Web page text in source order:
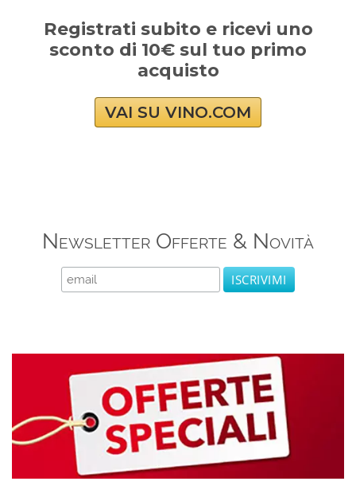
Registrati subito e ricevi uno
sconto di 10€ sul tuo primo
acquisto
VAI SU VINO.COM
Newsletter Offerte & Novità